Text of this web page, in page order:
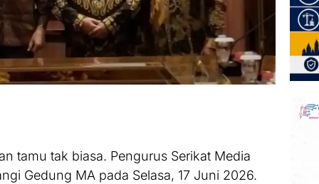
tamu tak biasa. Pengurus Serikat Media
Gedung MA pada Selasa, 17 Juni 2026.